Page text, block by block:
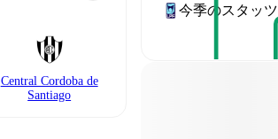
Central Cordoba de
Santiago
今季のスタッツ